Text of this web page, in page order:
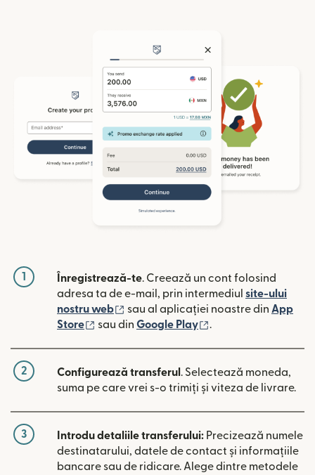
1 Înregistrează-te. Creează un cont folosind
adresa ta de e-mail, prin intermediul site-ului
nostru web
(se deschide într-o fereastră nouă)
sau al aplicației noastre din App
Store
(se deschide într-o fereastră nouă)
sau din Google Play .
2 Configurează transferul . Selectează moneda,
suma pe care vrei s-o trimiți și viteza de livrare.
3 Introdu detaliile transferului: Precizează numele
destinatarului, datele de contact și informațiile
bancare sau de ridicare. Alege dintre metodele